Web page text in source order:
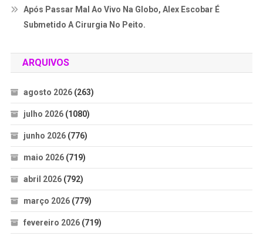
Após Passar Mal Ao Vivo Na Globo, Alex Escobar É
Submetido A Cirurgia No Peito.
ARQUIVOS
agosto 2026(263)
julho 2026(1080)
junho 2026(776)
maio 2026(719)
abril 2026(792)
março 2026(779)
fevereiro 2026(719)